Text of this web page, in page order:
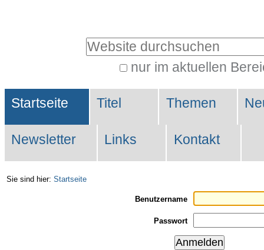
Direkt
zur
Navigation
Website durchsuchen
nur im aktuellen
Suche…
Sektionen
Startseite Titel Themen
Newsletter Links Kontakt
Sie sind hier: Startseite
Benutzername
Passwort